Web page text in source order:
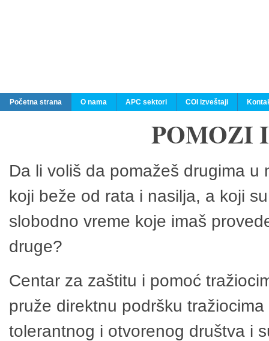
Početna strana O nama APC sektori COI izveštaji
POMOZI
Da li voliš da pomažeš drugima
koji beže od rata i nasilja, a koji
slobodno vreme koje imaš
druge?
Centar za zaštitu i pomoć
pruže direktnu podršku
tolerantnog i otvorenog društva i